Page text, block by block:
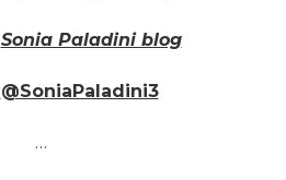
Sonia Paladini blog
@SoniaPaladini3
…